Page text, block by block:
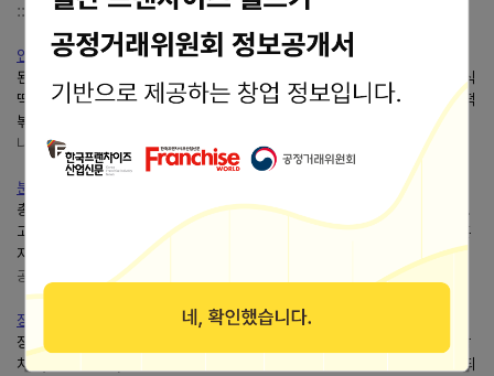
::beauty.fashion.travel ::
blog.naver.com/2ndtori
인천 송도맛집 송도신도시분식이이래도되는가
된 분식을 먹을 수 있는 인천 송도맛집분식이이래도되는가크림 떡볶이 클래식
떡볶이 위에 양파와 마늘의 풍미가 가득한 화이트 크림 소스를 곁들여 먹는 떡
볶이로 언니가 완전 강추하는 메뉴라 주문했다....
나댕기는 쭌
blog.naver.com/ksojune
분식이 이래도 되는가-배달 시식기
총평분식이이래도되는가는 딱 적당한 가격의 분식 프랜차이즈인것 같습니다.
고급은 아니지만 그래도 준수한 가격대에 준수한 맛으로 승부하는 걸 봐선 혼
자 사는 사람들을 노린 프랜차이즈인 것 같아요....
공돌이의 일상과 성장
장산 분식 배달,분식이 이래도 되는가해운대신도시점 실속...
장산 분식 배달,분식이 이래도 되는가해운대신도시점 실속 치떡 세트 (+ 순삭
치킨, 로제떡볶이) 장산역 부근에 위치한 분식 배달 전문점인분식이 이래도 되